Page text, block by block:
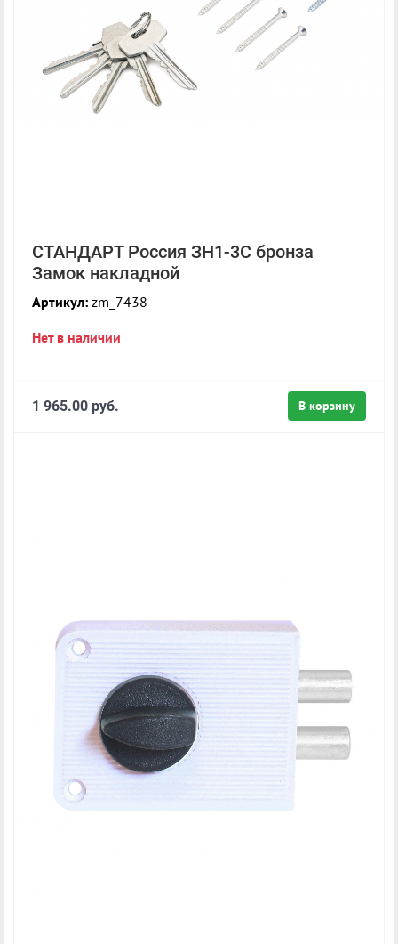
СТАНДАРТ Россия ЗН1-3С бронза
Замок накладной
Артикул: zm_7438
Нет в наличии
В корзину
1 965.00 руб.